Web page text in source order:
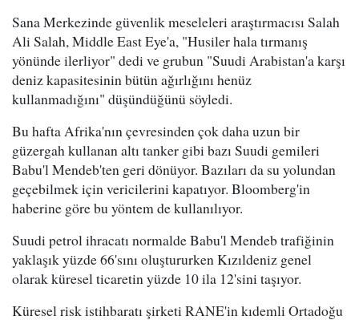
Sana Merkezinde güvenlik meseleleri araştırmacısı Salah
Ali Salah, Middle East Eye'a, "Husiler hala tırmanış
yönünde ilerliyor" dedi ve grubun "Suudi Arabistan'a karşı
deniz kapasitesinin bütün ağırlığını henüz
kullanmadığını" düşündüğünü söyledi.
Bu hafta Afrika'nın çevresinden çok daha uzun bir
güzergah kullanan altı tanker gibi bazı Suudi gemileri
Babu'l Mendeb'ten geri dönüyor. Bazıları da su yolundan
geçebilmek için vericilerini kapatıyor. Bloomberg'in
haberine göre bu yöntem de kullanılıyor.
Suudi petrol ihracatı normalde Babu'l Mendeb trafiğinin
yaklaşık yüzde 66'sını oluştururken Kızıldeniz genel
olarak küresel ticaretin yüzde 10 ila 12'sini taşıyor.
Küresel risk istihbaratı şirketi RANE'in kıdemli Ortadoğu